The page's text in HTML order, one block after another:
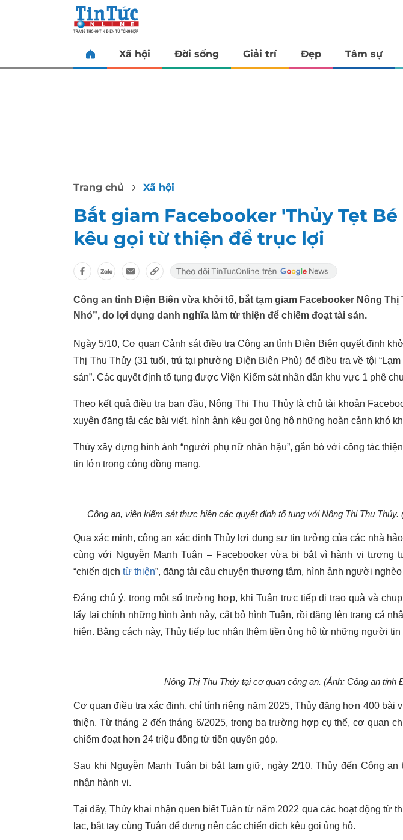
Xã hội Đời sống Giải trí Đẹp Tâm sự
Trang chủ Xã hội
Bắt giam Facebooker 'Thủy Tẹt
kêu gọi từ thiện để trục lợi
Công an tỉnh Điện Biên vừa khởi tố, bắt tạm giam Facebooker Nông Thị
Nhỏ”, do lợi dụng danh nghĩa làm từ thiện để chiếm đoạt tài sản.
Ngày 5/10, Cơ quan Cảnh sát điều tra Công an tỉnh Điện Biên quyết định
Thị Thu Thủy (31 tuổi, trú tại phường Điện Biên Phủ) để điều tra về tội
sản”. Các quyết định tố tụng được Viện Kiểm sát nhân dân khu vực 1 phê
Theo kết quả điều tra ban đầu, Nông Thị Thu Thủy là chủ tài khoản
xuyên đăng tải các bài viết, hình ảnh kêu gọi ủng hộ những hoàn cảnh khó
Thủy xây dựng hình ảnh “người phụ nữ nhân hậu”, gắn bó với công tác
tin lớn trong cộng đồng mạng.
Công an, viện kiểm sát thực hiện các quyết định tố tụng với Nông Thị Thu Thủy.
Qua xác minh, công an xác định Thủy lợi dụng sự tin tưởng của các nhà
cùng với Nguyễn Mạnh Tuân – Facebooker vừa bị bắt vì hành vi tương
“chiến dịch từ thiện”, đăng tải câu chuyện thương tâm, hình ảnh người
Đáng chú ý, trong một số trường hợp, khi Tuân trực tiếp đi trao quà và
lấy lại chính những hình ảnh này, cắt bỏ hình Tuân, rồi đăng lên trang cá
hiện. Bằng cách này, Thủy tiếp tục nhận thêm tiền ủng hộ từ những người
Nông Thị Thu Thủy tại cơ quan công an. (Ảnh: Công an tỉnh
Cơ quan điều tra xác định, chỉ tính riêng năm 2025, Thủy đăng hơn 400 bài
thiện. Từ tháng 2 đến tháng 6/2025, trong ba trường hợp cụ thể, cơ quan
chiếm đoạt hơn 24 triệu đồng từ tiền quyên góp.
Sau khi Nguyễn Mạnh Tuân bị bắt tạm giữ, ngày 2/10, Thủy đến Công
nhận hành vi.
Tại đây, Thủy khai nhận quen biết Tuân từ năm 2022 qua các hoạt động từ
lạc, bắt tay cùng Tuân để dựng nên các chiến dịch kêu gọi ủng hộ.